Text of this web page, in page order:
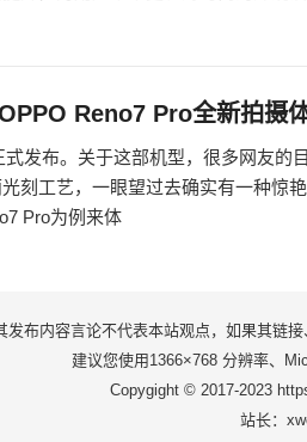
Reno7 Pro全新拍摄
发布。关于这部机型，很多网友的
刻工艺，一眼望过去确实有一种惊
Pro为例来体
布内容言论不代表本站观点，如果其链
建议您使用1366×768 分辨率、
Copygight © 2017-2023
站长：